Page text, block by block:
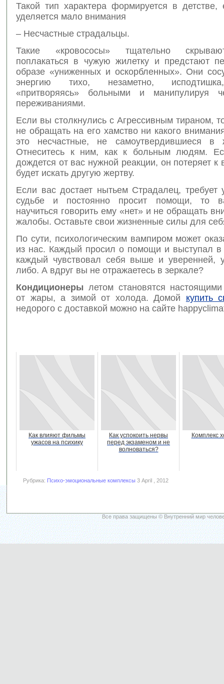
Такой тип характера формируется в детстве,
уделяется мало внимания
– Несчастные страдальцы.
Такие «кровососы» тщательно
поплакаться в чужую жилетку и предстают
образе «униженных и оскорбленных». Они
энергию тихо, незаметно,
«притворяясь» больными и манипулируя
переживаниями.
Если вы столкнулись с Агрессивным тираном,
не обращать на его хамство ни какого
это несчастные, не самоутвердившиеся в
Отнеситесь к ним, как к больным людям.
дождется от вас нужной реакции, он потеряет к
будет искать другую жертву.
Если вас достает нытьем Страдалец, требует
судьбе и постоянно просит помощи, то
научиться говорить ему «нет» и не обращать
жалобы. Оставьте свои жизненные силы для
По сути, психологическим вампиром может
из нас. Каждый просил о помощи и выступал в
каждый чувствовал себя выше и уверенней,
либо. А вдруг вы не отражаетесь в зеркале?
Кондиционеры летом становятся
от жары, а зимой от холода. Домой купить
недорого с доставкой можно на сайте
Как влияют фильмы
ужасов на психику
Как успокоить нервы
перед экзаменом и не
волноваться?
Комплекс
Рубрика: Психо-эмоциональные комплексы 3 April , 2012
Все права защищены © Внутренний мир